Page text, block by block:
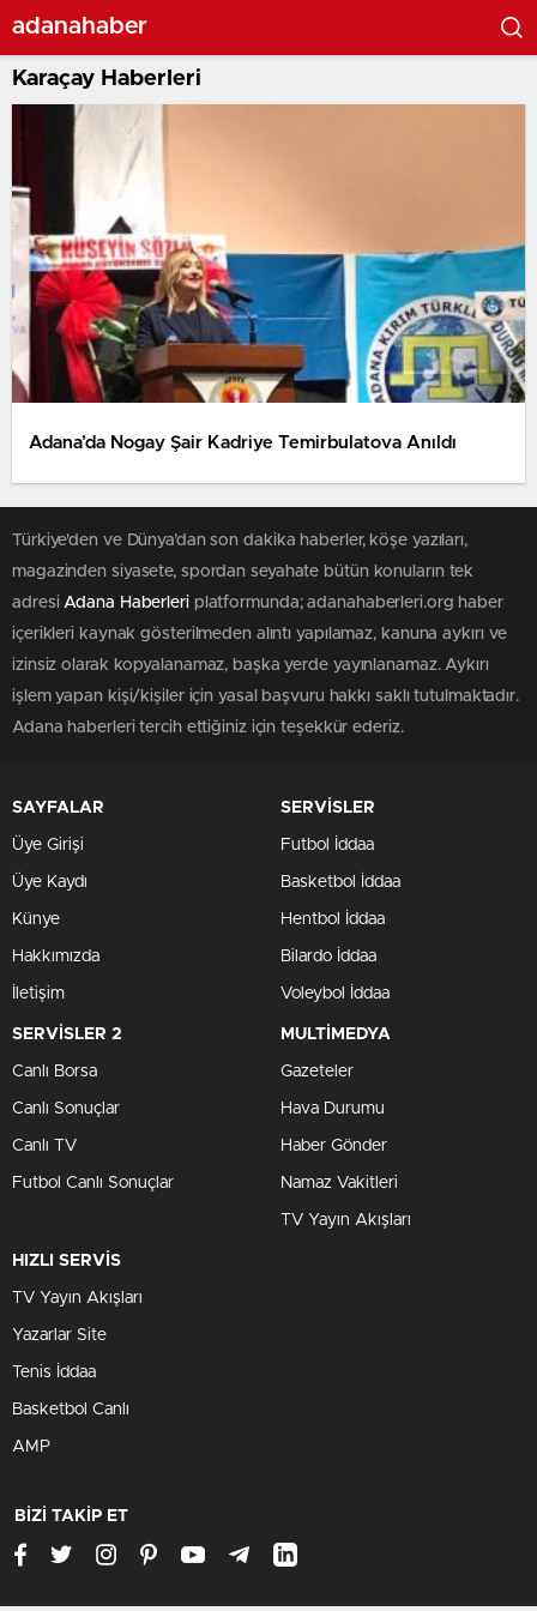
adanahaber
Karaçay Haberleri
Adana’da Nogay Şair Kadriye Temirbulatova Anıldı
Türkiye'den ve Dünya’dan son dakika haberler, köşe yazıları,
magazinden siyasete, spordan seyahate bütün konuların tek
adresiAdana Haberleriplatformunda; adanahaberleri.org haber
içerikleri kaynak gösterilmeden alıntı yapılamaz, kanuna aykırı ve
izinsiz olarak kopyalanamaz, başka yerde yayınlanamaz. Aykırı
işlem yapan kişi/kişiler için yasal başvuru hakkı saklı tutulmaktadır.
Adana haberleri tercih ettiğiniz için teşekkür ederiz.
SAYFALAR
Üye Girişi
Üye Kaydı
Künye
Hakkımızda
İletişim
SERVİSLER
Futbol İddaa
Basketbol İddaa
Hentbol İddaa
Bilardo İddaa
Voleybol İddaa
SERVİSLER 2
Canlı Borsa
Canlı Sonuçlar
Canlı TV
Futbol Canlı Sonuçlar
MULTİMEDYA
Gazeteler
Hava Durumu
Haber Gönder
Namaz Vakitleri
TV Yayın Akışları
HIZLI SERVİS
TV Yayın Akışları
Yazarlar Site
Tenis İddaa
Basketbol Canlı
AMP
BİZİ TAKİP ET